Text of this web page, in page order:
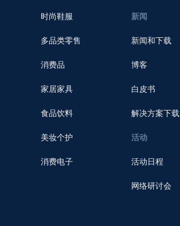
时尚鞋服
多品类零售
消费品
家居家具
食品饮料
美妆个护
消费电子
新闻
新闻和下载
博客
白皮书
解决方案下载
活动
活动日程
网络研讨会